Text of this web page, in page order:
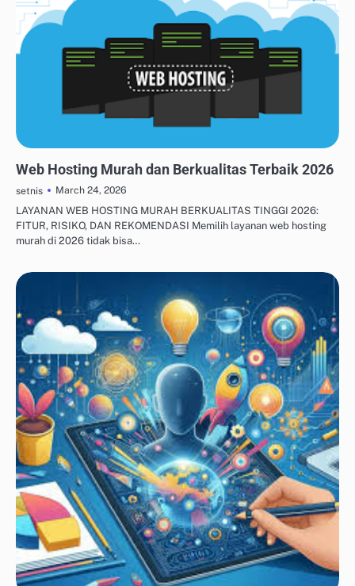
Web Hosting Murah dan Berkualitas Terbaik 2026
setnis
March 24, 2026
LAYANAN WEB HOSTING MURAH BERKUALITAS TINGGI 2026:
FITUR, RISIKO, DAN REKOMENDASI Memilih layanan web hosting
murah di 2026 tidak bisa…